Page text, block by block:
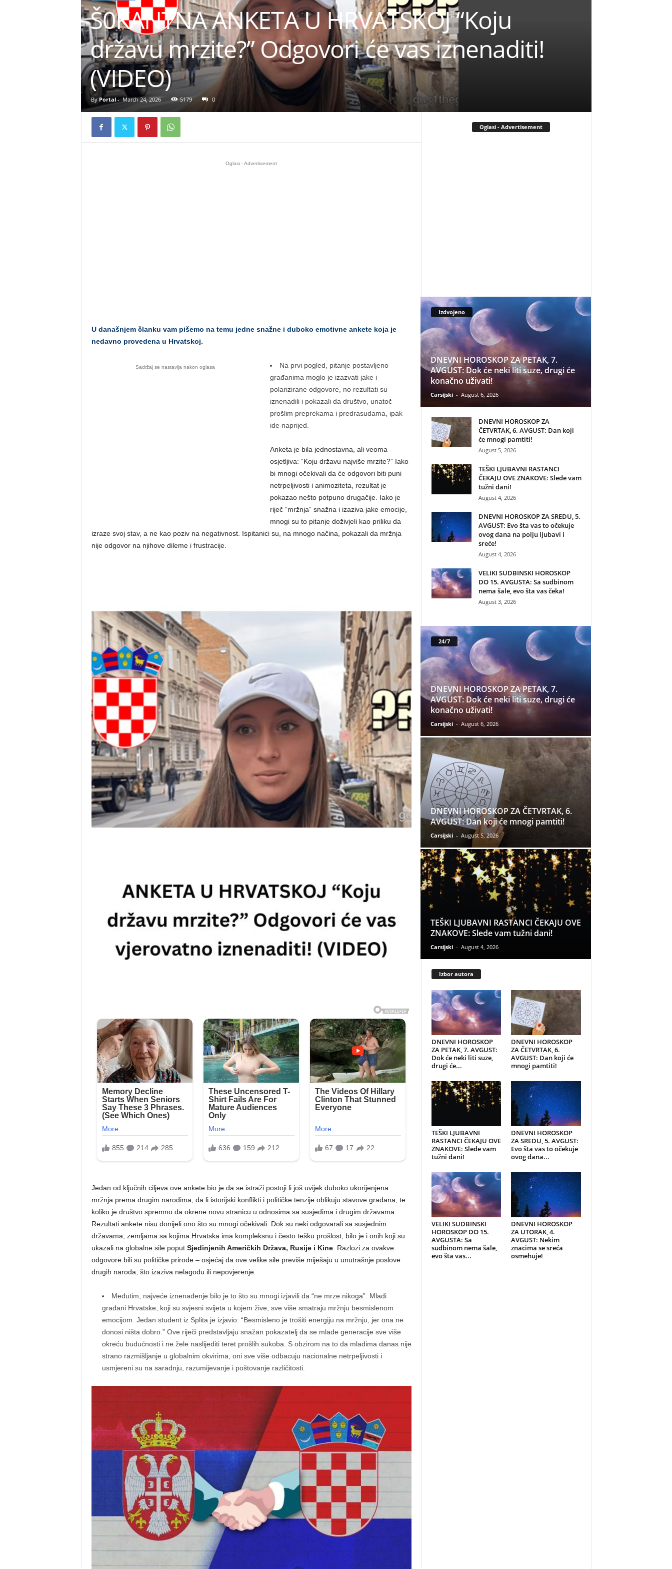
Š0KANTNA ANKETA U HRVATSKOJ “Koju
državu mrzite?” Odgovori će vas iznenaditi!
(VIDEO)
By Portal- March 24, 2026 5179 0
Oglasi - Advertisement
U današnjem članku vam pišemo na temu jedne snažne i duboko emotivne ankete koja je
nedavno provedena u Hrvatskoj.
Sadržaj se nastavlja nakon oglasa
Na prvi pogled, pitanje postavljeno
građanima moglo je izazvati jake i
polarizirane odgovore, no rezultati su
iznenadili i pokazali da društvo, unatoč
prošlim preprekama i predrasudama, ipak
ide naprijed.
Anketa je bila jednostavna, ali veoma
osjetljiva: “Koju državu najviše mrzite?” Iako
bi mnogi očekivali da će odgovori biti puni
netrpeljivosti i animoziteta, rezultat je
pokazao nešto potpuno drugačije. Iako je
riječ “mržnja” snažna i izaziva jake emocije,
mnogi su to pitanje doživjeli kao priliku da
izraze svoj stav, a ne kao poziv na negativnost. Ispitanici su, na mnogo načina, pokazali da mržnja
nije odgovor na njihove dileme i frustracije.
Jedan od ključnih ciljeva ove ankete bio je da se istraži postoji li još uvijek duboko ukorijenjena
mržnja prema drugim narodima, da li istorijski konflikti i političke tenzije oblikuju stavove građana, te
koliko je društvo spremno da okrene novu stranicu u odnosima sa susjedima i drugim državama.
Rezultati ankete nisu donijeli ono što su mnogi očekivali. Dok su neki odgovarali sa susjednim
državama, zemljama sa kojima Hrvatska ima kompleksnu i često tešku prošlost, bilo je i onih koji su
ukazali na globalne sile poput Sjedinjenih Američkih Država, Rusije i Kine. Razlozi za ovakve
odgovore bili su političke prirode – osjećaj da ove velike sile previše miješaju u unutrašnje poslove
drugih naroda, što izaziva nelagodu ili nepovjerenje.
Međutim, najveće iznenađenje bilo je to što su mnogi izjavili da “ne mrze nikoga”. Mladi
građani Hrvatske, koji su svjesni svijeta u kojem žive, sve više smatraju mržnju besmislenom
emocijom. Jedan student iz Splita je izjavio: “Besmisleno je trošiti energiju na mržnju, jer ona ne
donosi ništa dobro.” Ove riječi predstavljaju snažan pokazatelj da se mlade generacije sve više
okreću budućnosti i ne žele naslijediti teret prošlih sukoba. S obzirom na to da mladima danas nije
strano razmišljanje u globalnim okvirima, oni sve više odbacuju nacionalne netrpeljivosti i
usmjereni su na saradnju, razumijevanje i poštovanje različitosti.
Oglasi - Advertisement
Izdvojeno
DNEVNI HOROSKOP ZA PETAK, 7.
AVGUST: Dok će neki liti suze, drugi će
konačno uživati!
Carsijski - August 6, 2026
DNEVNI HOROSKOP ZA
ČETVRTAK, 6. AVGUST: Dan koji
će mnogi pamtiti!
August 5, 2026
TEŠKI LJUBAVNI RASTANCI
ČEKAJU OVE ZNAKOVE: Slede vam
tužni dani!
August 4, 2026
DNEVNI HOROSKOP ZA SREDU, 5.
AVGUST: Evo šta vas to očekuje
ovog dana na polju ljubavi i
sreće!
August 4, 2026
VELIKI SUDBINSKI HOROSKOP
DO 15. AVGUSTA: Sa sudbinom
nema šale, evo šta vas čeka!
August 3, 2026
24/7
DNEVNI HOROSKOP ZA PETAK, 7.
AVGUST: Dok će neki liti suze, drugi će
konačno uživati!
Carsijski - August 6, 2026
DNEVNI HOROSKOP ZA ČETVRTAK, 6.
AVGUST: Dan koji će mnogi pamtiti!
Carsijski - August 5, 2026
TEŠKI LJUBAVNI RASTANCI ČEKAJU OVE
ZNAKOVE: Slede vam tužni dani!
Carsijski - August 4, 2026
Izbor autora
DNEVNI HOROSKOP
ZA PETAK, 7. AVGUST:
Dok će neki liti suze,
drugi će...
DNEVNI HOROSKOP
ZA ČETVRTAK, 6.
AVGUST: Dan koji će
mnogi pamtiti!
TEŠKI LJUBAVNI
RASTANCI ČEKAJU OVE
ZNAKOVE: Slede vam
tužni dani!
DNEVNI HOROSKOP
ZA SREDU, 5. AVGUST:
Evo šta vas to očekuje
ovog dana...
VELIKI SUDBINSKI
HOROSKOP DO 15.
AVGUSTA: Sa
sudbinom nema šale,
evo šta vas...
DNEVNI HOROSKOP
ZA UTORAK, 4.
AVGUST: Nekim
znacima se sreća
osmehuje!